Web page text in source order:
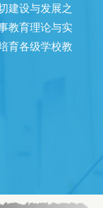
建设与发展之
教育理论与实
育各级学校教